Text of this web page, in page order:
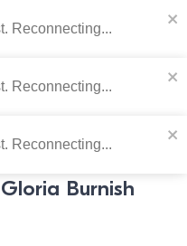
078 222 273 RU
0
Mese de bucatarie
Burnish
Reconnecting...
Reconnecting...
Reconnecting...